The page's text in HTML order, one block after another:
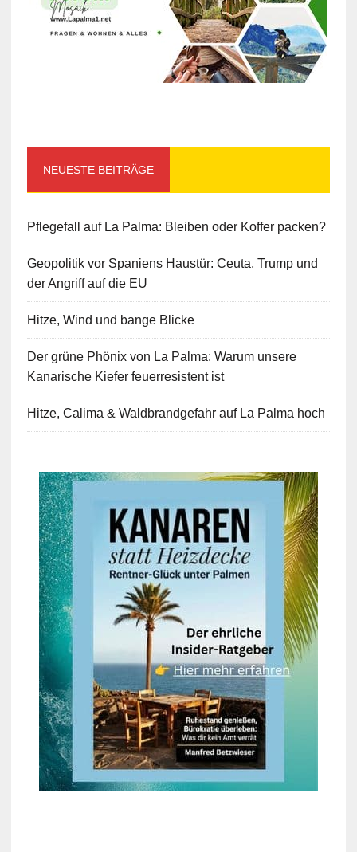
NEUESTE BEITRÄGE
Pflegefall auf La Palma: Bleiben oder Koffer packen?
Geopolitik vor Spaniens Haustür: Ceuta, Trump und
der Angriff auf die EU
Hitze, Wind und bange Blicke
Der grüne Phönix von La Palma: Warum unsere
Kanarische Kiefer feuerresistent ist
Hitze, Calima & Waldbrandgefahr auf La Palma hoch